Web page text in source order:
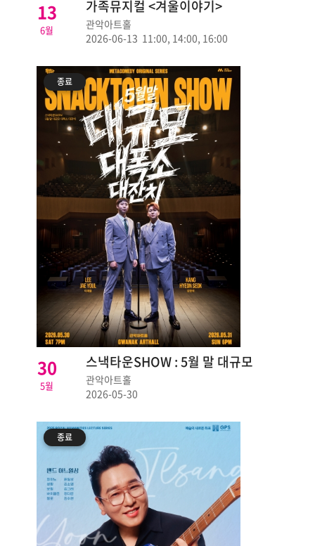
13
6월
가족뮤지컬 <겨울이야기>
관악아트홀
2026-06-13 11:00, 14:00, 16:00
종료
30
5월
스낵타운SHOW : 5월 말 대규모
대폭소 대잔치
관악아트홀
2026-05-30
종료